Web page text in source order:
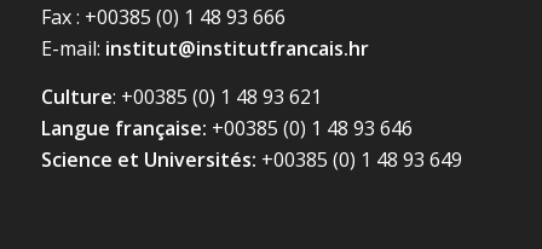
Fax : +00385 (0) 1 48 93 666
E-mail: institut@institutfrancais.hr
Culture: +00385 (0) 1 48 93 621
Langue française: +00385 (0) 1 48 93 646
Science et Universités: +00385 (0) 1 48 93 649